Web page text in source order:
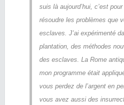
suis là aujourd’hui, c’est
résoudre les problèmes que
esclaves. J’ai expérimenté
plantation, des méthodes
des esclaves. La Rome
mon programme était
vous perdez de l’argent en
vous avez aussi des